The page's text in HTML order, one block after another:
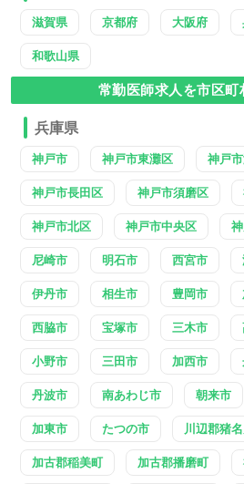
滋賀県 京都府 大阪府
和歌山県
常勤医師求人を市区町
兵庫県
神戸市 神戸市東灘区 神戸
神戸市長田区 神戸市須磨区
神戸市北区 神戸市中央区
尼崎市 明石市 西宮市
伊丹市 相生市 豊岡市
西脇市 宝塚市 三木市
小野市 三田市 加西市
丹波市 南あわじ市 朝来市
加東市 たつの市 川辺郡猪
加古郡稲美町 加古郡播磨町